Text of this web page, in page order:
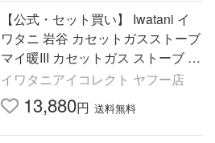
【公式・セット買い】 Iwatani イ
ワタニ 岩谷 カセットガスストーブ
マイ暖III カセットガス ストーブ 暖
房 CB-STV-MYD3 + カセットガス
CB缶 3P セット
イワタニアイコレクト ヤフー店
13,880円 送料無料